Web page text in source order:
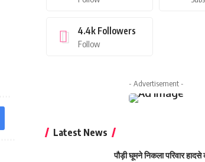
4.4k Followers
Follow
- Advertisement -
Latest News
पौड़ी घूमने निकला परिवार